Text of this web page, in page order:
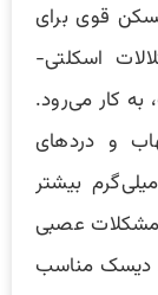
قوی برای
اسکلتی-
کار می‌رود.
و دردهای
فیزیکی کمک می‌کند، قرص لایریور 50 میلی‌گرم بیشتر
مشکلات عصبی
دیسک مناسب